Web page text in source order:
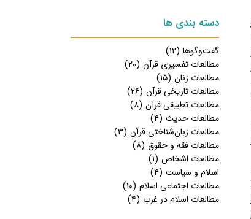
دسته بندی ها
گفت‌وگوها (۱۲)
مطالعات تفسیری قرآن (۲۰)
مطالعات زنان (۱۵)
مطالعات تاریخی قرآن (۲۶)
مطالعات تطبیقی قرآن (۸)
مطالعات حدیث (۴)
مطالعات زبان‌شناختی قرآن (۳)
مطالعات فقه و حقوق (۸)
مطالعات اشخاص (۱)
اسلام و سیاست (۴)
مطالعات اجتماعی اسلام (۱۰)
مطالعات اسلام در غرب (۴)